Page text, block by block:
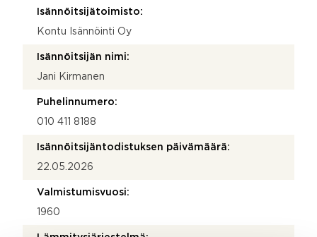
Isännöitsijätoimisto:
Kontu Isännöinti Oy
Isännöitsijän nimi:
Jani Kirmanen
Puhelinnumero:
010 411 8188
Isännöitsijäntodistuksen päivämäärä:
22.05.2026
Valmistumisvuosi:
1960